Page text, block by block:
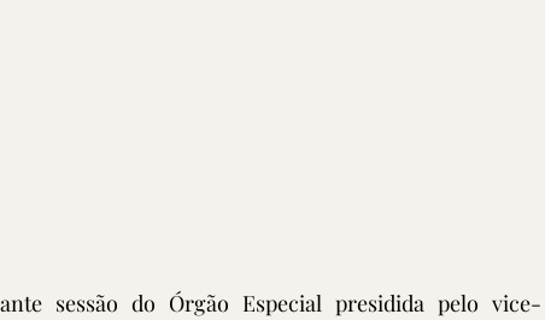
sessão do Órgão Especial presidida pelo vice-